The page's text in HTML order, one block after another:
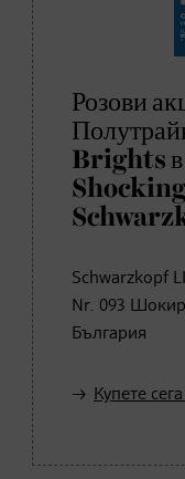
Розови
Brights
Schwarzkopf
Nr. 093
България
Купете